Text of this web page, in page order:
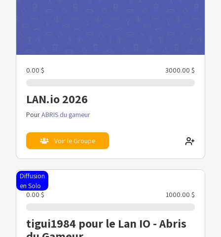
0.00 $ 3000.00 $
LAN.io 2026
PourABRIS du gameur
Voir le Groupe
Diffusion
en Solo
0.00 $
1000.00 $
tigui1984 pour le Lan IO - Abris